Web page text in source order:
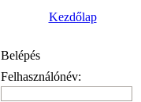
Kezdőlap
Belépés
Felhasználónév: